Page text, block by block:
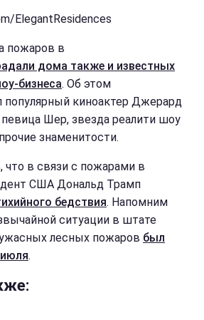
ElegantResidences
пожаров в
дома также и известных
бизнеса. Об этом
популярный киноактер Джерард
певица Шер, звезда реалити шоу
знаменитости.
что в связи с пожарами в
США Дональд Трамп
бедствия. Напомним
ситуации в штате
лесных пожаров был
.